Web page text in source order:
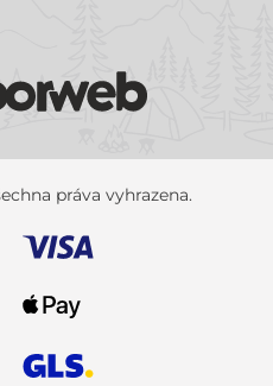
práva vyhrazena.